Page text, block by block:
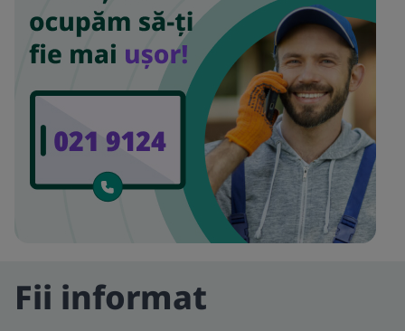
Fii informat